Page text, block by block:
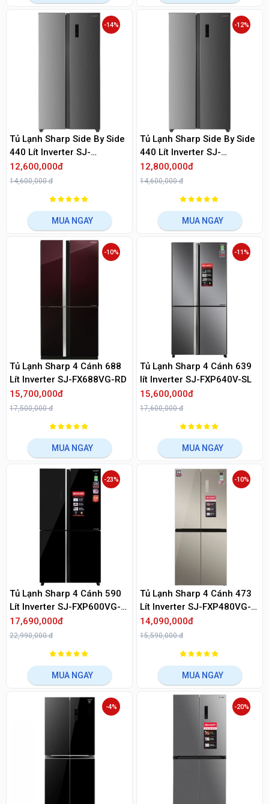
Tủ Lạnh Sharp Side By Side
440 Lít Inverter SJ-
SBX440V-DS
12,600,000đ
14,600,000 đ
-14%
MUA NGAY
Tủ Lạnh Sharp Side By Side
440 Lít Inverter SJ-
SBX440V-SL
12,800,000đ
14,600,000 đ
-12%
MUA NGAY
Tủ Lạnh Sharp 4 Cánh 688
Lít Inverter SJ-FX688VG-RD
15,700,000đ
17,500,000 đ
-10%
MUA NGAY
Tủ Lạnh Sharp 4 Cánh 639
lít Inverter SJ-FXP640V-SL
15,600,000đ
17,600,000 đ
-11%
MUA NGAY
Tủ Lạnh Sharp 4 Cánh 590
Lít Inverter SJ-FXP600VG-
BK
17,690,000đ
22,990,000 đ
-23%
MUA NGAY
Tủ Lạnh Sharp 4 Cánh 473
Lít Inverter SJ-FXP480VG-
CH
14,090,000đ
15,590,000 đ
-10%
MUA NGAY
-4% -20%